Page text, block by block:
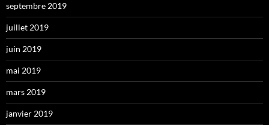
septembre 2019
juillet 2019
juin 2019
mai 2019
mars 2019
janvier 2019